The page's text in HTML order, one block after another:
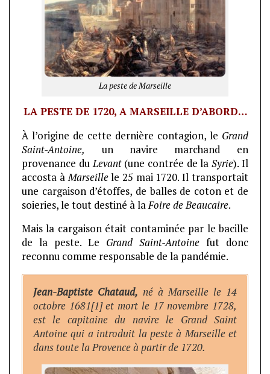
La peste de Marseille
LA PESTE DE 1720, A MARSEILLE D’ABORD…
À l’origine de cette dernière contagion, le Grand
Saint-Antoine, un navire marchand en
provenance duLevant(une contrée de laSyrie). Il
accosta àMarseillele 25 mai 1720. Il transportait
une cargaison d’étoffes, de balles de coton et de
soieries, le tout destiné à laFoire de Beaucaire.
Mais la cargaison était contaminée par le bacille
de la peste. Le Grand Saint-Antoinefut donc
reconnu comme responsable de la pandémie.
Jean-Baptiste Chataud, né à Marseille le 14
octobre 1681[1] et mort le 17 novembre 1728,
est le capitaine du navire le Grand Saint
Antoine qui a introduit la peste à Marseille et
dans toute la Provence à partir de 1720.